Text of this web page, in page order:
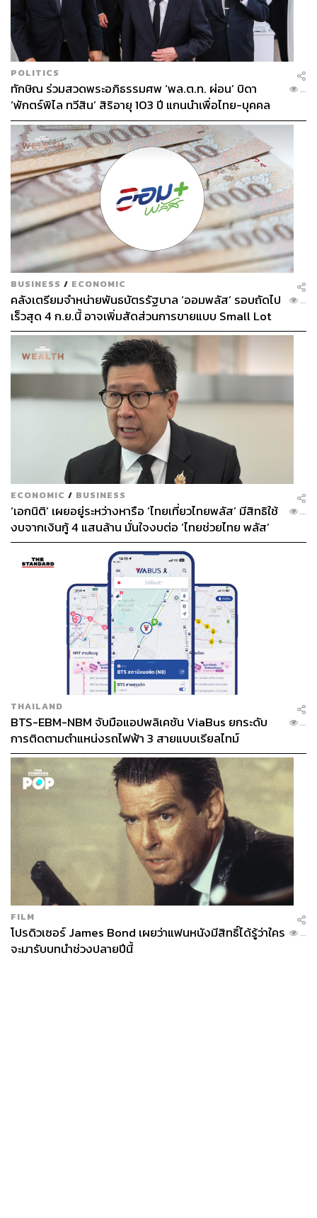
Collaboration and Teamworkการทำงานในยุคปัจจุบันที่
ต้องมีทั้ง Speed (ความเร็ว), Quality (คุณภาพ) และ Quantity
(ปริมาณ) ทำให้เรื่อง Collaboration and Teamwork เป็นเรื่อง
ที่หลายองค์กรกลับมาให้ความสำคัญอีกครั้ง เป็นเรื่องที่เมื่อ
องค์กรผลักเรื่อง Performance มากๆ คนจึงไปโฟกัสที่ทีมของ
ตัวเอง
Emotional Intelligence (EQ)ด้วยความกดดันและ
ความเครียดในการทำงานวันนี้ ทำให้เรื่อง EQ ของผู้นำและ
พนักงานในองค์กรลดน้อยลง ดังนั้นหลายองค์กรจึงกลับมา
เน้นเพิ่มความสามารถในการจัดการอารมณ์ และการมีความ
เข้าใจในผู้อื่นจะมีบทบาทสำคัญในการสร้างสภาพแวดล้อม
การทำงานที่ดี
Inclusive Leadership Training
ในระดับผู้นำองค์กรจะต้องไม่เน้นใช้สไตล์ความเป็นผู้นำ
สไตล์ใดสไตล์หนึ่ง แต่ต้องสามารถทำงานได้กับน้องๆ ที่แตก
ต่าง ไม่ว่าจะเป็นสไตล์ที่ต่างหรืออายุที่ต่าง เรื่องนี้กำลังมา
แรงในหลายองค์กร ผู้นำในวันนี้จะถูกฝึกเยอะมาก เพื่อให้
สามารถนำคนหลากหลาย Generation และมีประสบการณ์ที่
ต่างกันมากๆ ดังนั้นเมื่อพูดถึงการพัฒนาผู้นำในยุคปัจจุบัน
หลายองค์กรจะเน้นเรื่องนี้
Continuous Feedback
การให้ข้อเสนอแนะทันทีเป็นสิ่งที่องค์กรต้องมีในวันนี้ การ
ประเมินผลที่เกิดขึ้นเฉพาะในช่วงกลางปีหรือปลายปีไม่เพียง
พออีกต่อไป องค์กรที่ต้องการสร้างผลลัพธ์ที่ดีควรมีการให้ฟีด
แบ็กอย่างรวดเร็วและมีประสิทธิภาพ โดยเฉพาะในขณะที่
พนักงานกำลังทำงาน เพื่อให้พวกเขาสามารถพัฒนาตนเอง
ผู้นำองค์กรต่างบอกว่าถ้าต้องการเป็น High Performance
Organization อยากเป็นองค์กรที่สามารถเห็นถึงผลลัพธ์ของ
การทำงาน หรือ Performance ดังนั้นการทำ Feedback Loop
ในองค์กรต้องชัดเจน รวดเร็ว และมีประสิทธิภาพ
การให้ฟีดแบ็กนั้น ผู้นำหรือผู้ให้ฟีดแบ็กต้องเหมือนกับเป็นคน
ที่ยืนอยู่ข้างสนามแข่ง เป็นการมองนักกีฬาข้างสนามแข่งว่า
นักกีฬาทำอะไรได้ดีหรือไม่ได้ดี และให้ฟีดแบ็กแบบเรียลไทม์
หลังจบการแข่งขัน เพื่อให้สามารถนำไปปรับได้ทันที
นี่คือ 6 เรื่องที่อาจจะดูเหมือนไม่ต่างจากเดิม แต่บริบท หรือ
Context ข้างในต่างจากเดิม ดังนั้นจึงต้องเข้าใจนิยามหรือ
ความหมายของสิ่งที่โฟกัสในแต่ละเรื่อง เพื่อนำมาปรับใช้ให้
เหมาะกับแต่ละองค์กร
POLITICS
ทักษิณ ร่วมสวดพระอภิธรรมศพ ‘พล.ต.ท. ผ่อน’ บิดา
‘พักตร์พิไล ทวีสิน’ สิริอายุ 103 ปี แกนนำเพื่อไทย-บุคคล
หลากวงการร่วมอาลัย
...
BUSINESS / ECONOMIC
คลังเตรียมจำหน่ายพันธบัตรรัฐบาล ‘ออมพลัส’ รอบถัดไป
เร็วสุด 4 ก.ย.นี้ อาจเพิ่มสัดส่วนการขายแบบ Small Lot
First มากขึ้น
...
ECONOMIC / BUSINESS
‘เอกนิติ’ เผยอยู่ระหว่างหารือ ‘ไทยเที่ยวไทยพลัส’ มีสิทธิใช้
งบจากเงินกู้ 4 แสนล้าน มั่นใจงบต่อ ‘ไทยช่วยไทย พลัส’
เฟส 2 มีเพียงพอ
...
THAILAND
BTS-EBM-NBM จับมือแอปพลิเคชัน ViaBus ยกระดับ
การติดตามตำแหน่งรถไฟฟ้า 3 สายแบบเรียลไทม์
...
FILM
โปรดิวเซอร์ James Bond เผยว่าแฟนหนังมีสิทธิ์ได้รู้ว่าใคร
จะมารับบทนำช่วงปลายปีนี้
...